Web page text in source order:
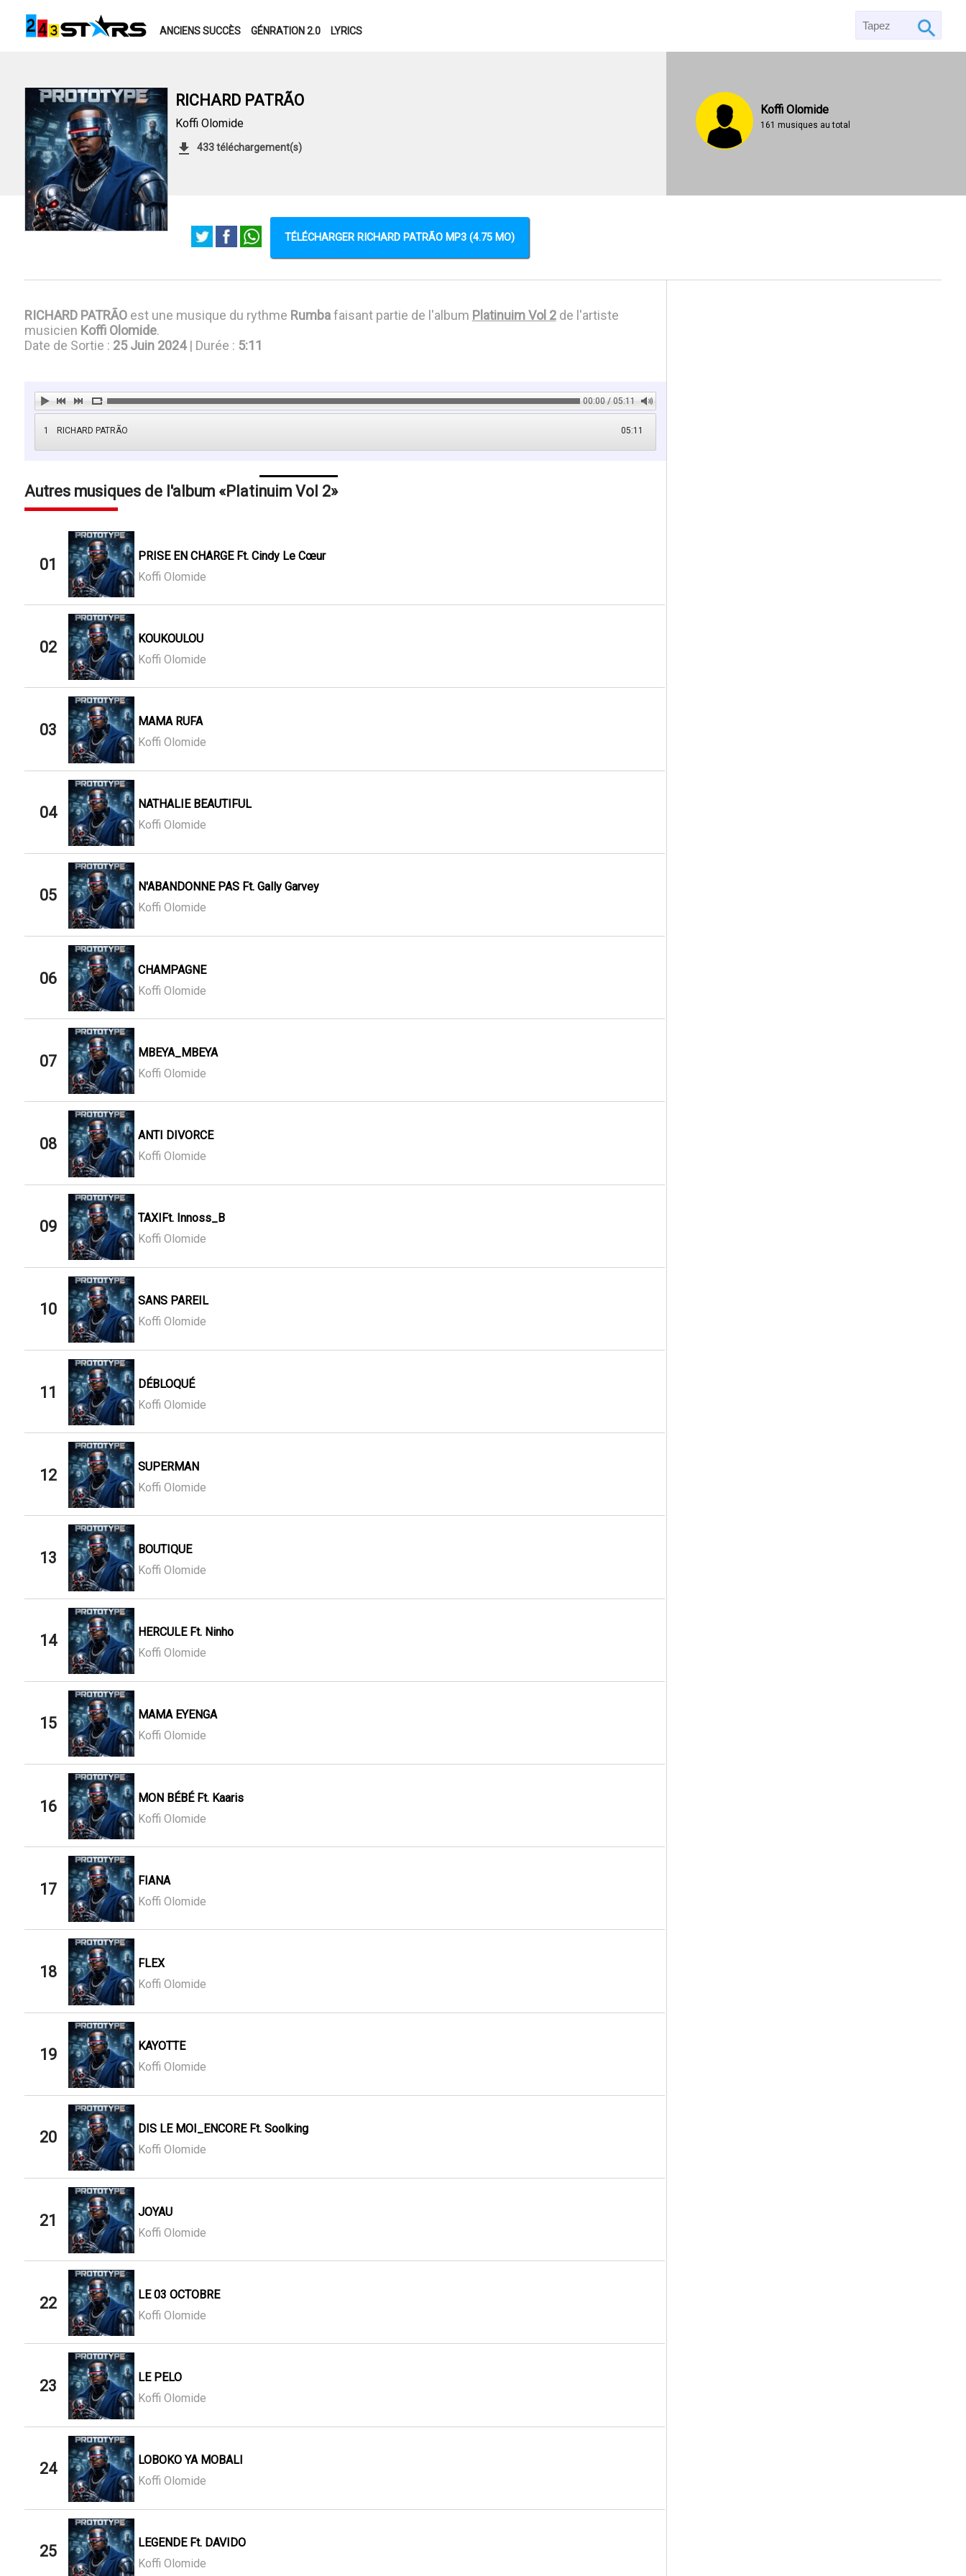
ANCIENS SUCCÈS GÉNRATION 2.0 LYRICS
RICHARD PATRÃO
Koffi Olomide
433 téléchargement(s)
Koffi Olomide
161 musiques au total
TÉLÉCHARGER RICHARD PATRÃO MP3 (4.75 MO)
RICHARD PATRÃOest une musique du rythme Rumbafaisant partie de l'album Platinuim Vol 2de l'artiste
musicien Koffi Olomide.
Date de Sortie : 25 Juin 2024| Durée : 5:11
00:00 / 05:11
1 05:11
RICHARD PATRÃO
Autres musiques de l'album Platinuim Vol 2
01
PRISE EN CHARGE Ft. Cindy Le Cœur
Koffi Olomide
02
KOUKOULOU
Koffi Olomide
03
MAMA RUFA
Koffi Olomide
04
NATHALIE BEAUTIFUL
Koffi Olomide
05
N'ABANDONNE PAS Ft. Gally Garvey
Koffi Olomide
06
CHAMPAGNE
Koffi Olomide
07
MBEYA_MBEYA
Koffi Olomide
08
ANTI DIVORCE
Koffi Olomide
09
TAXIFt. Innoss_B
Koffi Olomide
10
SANS PAREIL
Koffi Olomide
11
DÉBLOQUÉ
Koffi Olomide
12
SUPERMAN
Koffi Olomide
13
BOUTIQUE
Koffi Olomide
14
HERCULE Ft. Ninho
Koffi Olomide
15
MAMA EYENGA
Koffi Olomide
16
MON BÉBÉ Ft. Kaaris
Koffi Olomide
17
FIANA
Koffi Olomide
18
FLEX
Koffi Olomide
19
KAYOTTE
Koffi Olomide
20
DIS LE MOI_ENCORE Ft. Soolking
Koffi Olomide
21
JOYAU
Koffi Olomide
22
LE 03 OCTOBRE
Koffi Olomide
23
LE PELO
Koffi Olomide
24
LOBOKO YA MOBALI
Koffi Olomide
25
LEGENDE Ft. DAVIDO
Koffi Olomide